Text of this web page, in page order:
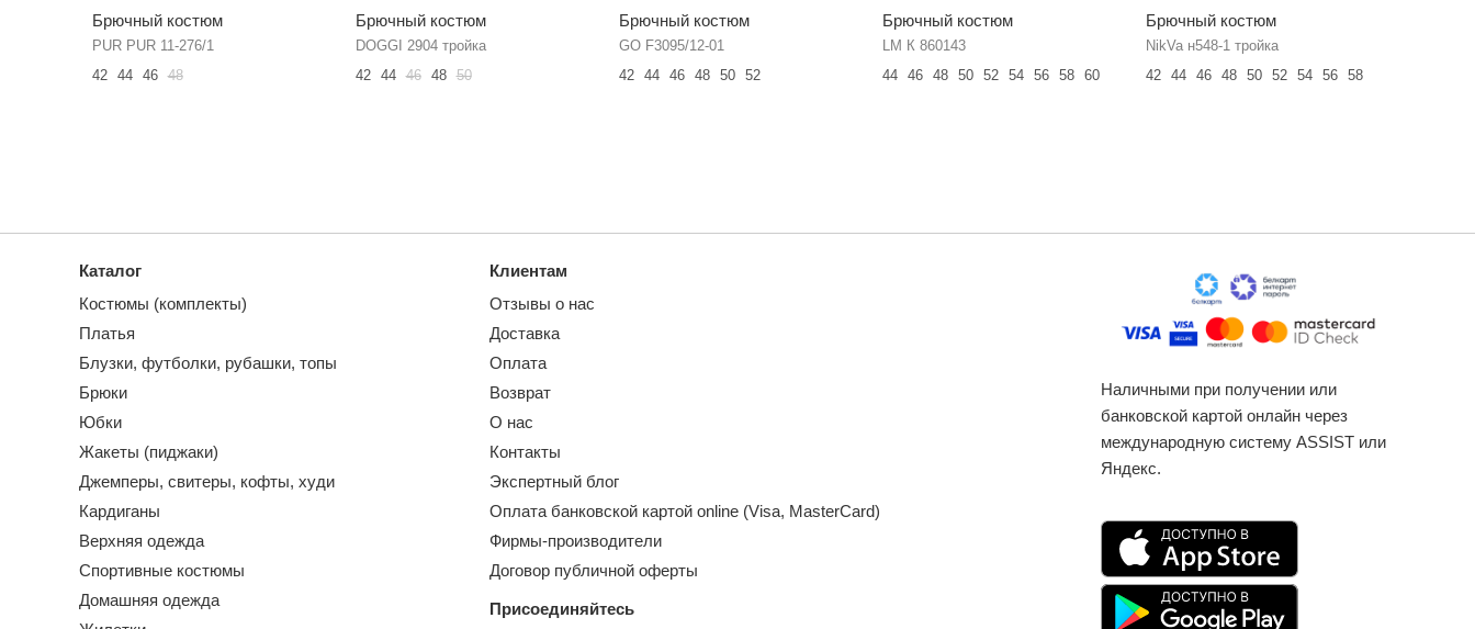
Брючный костюм
PUR PUR 11-276/1
42
44 46 48
Брючный костюм
DOGGI 2904 тройка
42
44 46 48 50
Брючный костюм
GO F3095/12-01
42
44 46 48 50 52
Брючный костюм
LM К 860143
44
46 48 50 52 54 56 58 60
Брючный костюм
NikVa н548-1 тройка
42
44 46 48 50 52 54 56 58
Каталог
Костюмы (комплекты)
Платья
Блузки, футболки, рубашки, топы
Брюки
Юбки
Жакеты (пиджаки)
Джемперы, свитеры, кофты, худи
Кардиганы
Верхняя одежда
Спортивные костюмы
Домашняя одежда
Клиентам
Отзывы о нас
Доставка
Оплата
Возврат
О нас
Контакты
Экспертный блог
Оплата банковской картой online (Visa, MasterCard)
Фирмы-производители
Договор публичной оферты
Присоединяйтесь
Наличными при получении или
банковской картой онлайн через
международную систему ASSIST или
Яндекс.